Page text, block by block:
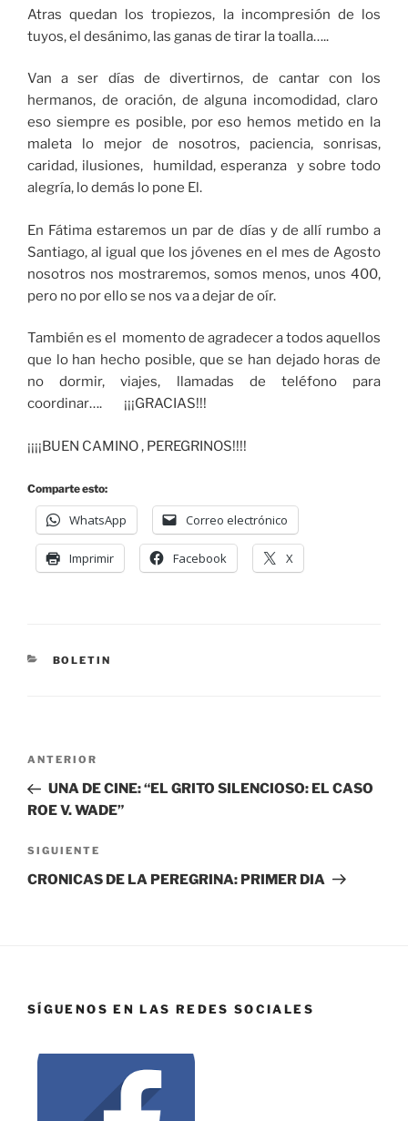
Atras quedan los tropiezos, la incompresión de los
tuyos, el desánimo, las ganas de tirar la toalla…..
Van a ser días de divertirnos, de cantar con los
hermanos, de oración, de alguna incomodidad, claro
eso siempre es posible, por eso hemos metido en la
maleta lo mejor de nosotros, paciencia, sonrisas,
caridad, ilusiones, humildad, esperanza y sobre todo
alegría, lo demás lo pone El.
En Fátima estaremos un par de días y de allí rumbo a
Santiago, al igual que los jóvenes en el mes de Agosto
nosotros nos mostraremos, somos menos, unos 400,
pero no por ello se nos va a dejar de oír.
También es el momento de agradecer a todos aquellos
que lo han hecho posible, que se han dejado horas de
no dormir, viajes, llamadas de teléfono para
coordinar…. ¡¡¡GRACIAS!!!
¡¡¡¡BUEN CAMINO , PEREGRINOS!!!!
Comparte esto:
WhatsApp Correo electrónico
Imprimir Facebook X
BOLETIN
ANTERIOR
UNA DE CINE: “EL GRITO SILENCIOSO: EL CASO
ROE V. WADE”
SIGUIENTE
CRONICAS DE LA PEREGRINA: PRIMER DIA
SÍGUENOS EN LAS REDES SOCIALES